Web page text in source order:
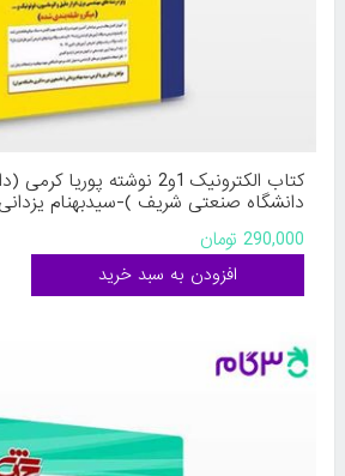
کتاب الکترونیک 1و2 نوشته
دانشگاه صنعتی شریف )-سیدبهنام
دکتری دانشگاه تهران) از مدرسان شریف
290,000 تومان